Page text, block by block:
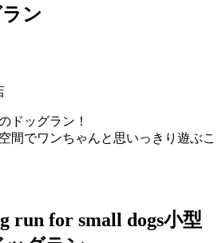
ラン
ドッグラン！
間でワンちゃんと思いっきり遊ぶこ
run for small dogs小型